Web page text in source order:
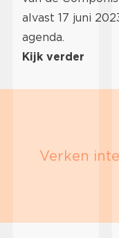
alvast 17 juni
agenda.
Kijk verder
Verken